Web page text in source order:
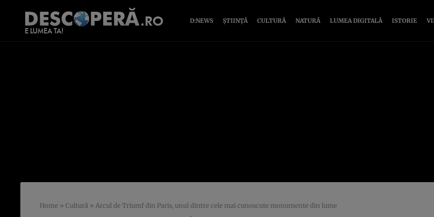
D:NEWS ȘTIINȚĂ CULTURĂ NATURĂ LUMEA DIGITALĂ ISTORIE
Home » Cultură » Arcul de Triumf din Paris, unul dintre cele mai cunoscute monumente din lume